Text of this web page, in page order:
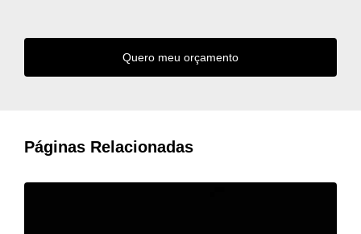
Quero meu orçamento
Páginas Relacionadas